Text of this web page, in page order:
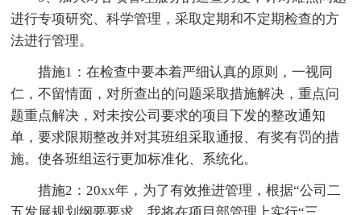
进行专项研究、科学管理，采取定期和不定期检查的方
法进行管理。
措施1：在检查中要本着严细认真的原则，一视同
仁，不留情面，对所查出的问题采取措施解决，重点问
题重点解决，对未按公司要求的项目下发的整改通知
单，要求限期整改并对其班组采取通报、有奖有罚的措
施。使各班组运行更加标准化、系统化。
措施2：20xx年，为了有效推进管理，根据“公司二
五发展规划纲要要求，我将在项目部管理上实行“三